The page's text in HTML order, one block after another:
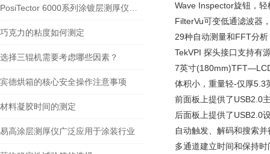
巧克力的粘度如何测定
选择三辊机需要考虑哪些因素？
宾德烘箱的核心安全操作注意事项
材料凝胶时间的测定
易高涂层测厚仪广泛应用于涂装行业
Wave Inspector旋钮，
FilterVu可变低通滤波器
29种自动测量和FFT分
TekVPI 探头接口支持有
7英寸
体积小，重量轻-仅厚5.3
前面板上提供了USB2.0
后面板上提供了USB2.0
自动触发、解码和搜索并
多通道建立时间和保持时